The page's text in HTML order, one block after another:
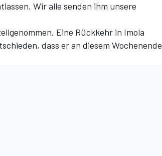
Wir alle senden ihm unsere
Eine Rückkehr in Imola
dass er an diesem Wochenende